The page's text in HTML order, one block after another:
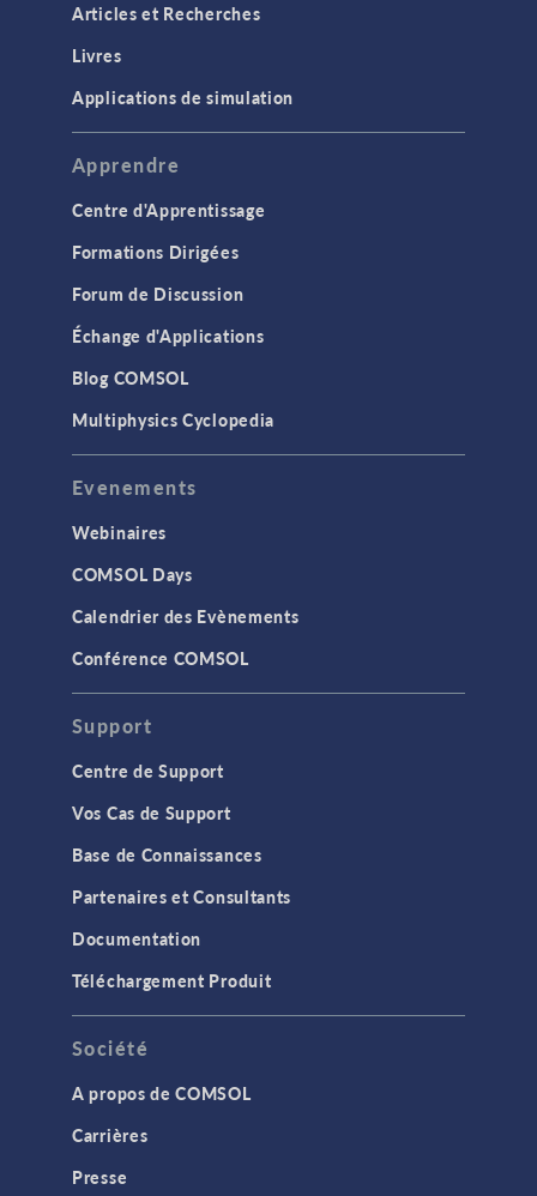
Articles et Recherches
Livres
Applications de simulation
Apprendre
Centre d'Apprentissage
Formations Dirigées
Forum de Discussion
Échange d'Applications
Blog COMSOL
Multiphysics Cyclopedia
Evenements
Webinaires
COMSOL Days
Calendrier des Evènements
Conférence COMSOL
Support
Centre de Support
Vos Cas de Support
Base de Connaissances
Partenaires et Consultants
Documentation
Téléchargement Produit
Société
A propos de COMSOL
Carrières
Presse